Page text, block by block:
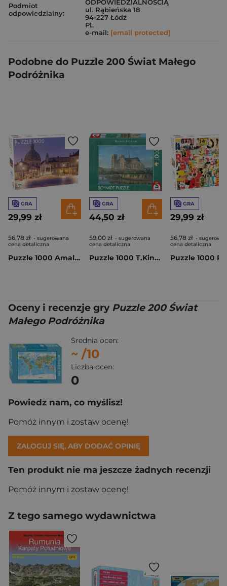
Podmiot
odpowiedzialny:
ODPOWIEDZIALNOŚCIĄ
ul. Rąbieńska 18
94-227 Łódź
PL
e-mail: [email protected]
Podobne do Puzzle 200 Świat Małego
Podróżnika
GRA
29,99 zł
56,78 zł - sugerowana
cena detaliczna
Puzzle 1000 Amalienborg 56697
GRA
44,50 zł
59,00 zł - sugerowana
cena detaliczna
Puzzle 1000 T.Kinkade PQ Katedra Notre Dame Paryż Francja 113998
GRA
29,99 zł
56,78 zł -
cena detaliczna
Oceny i recenzje gry Puzzle 200 Świat
Małego Podróżnika
Średnia ocen:
~ /10
Liczba ocen:
0
Powiedz nam, co myślisz!
Pomóż innym i zostaw ocenę!
ZALOGUJ SIĘ, ABY DODAĆ OPINIĘ
Ten produkt nie ma jeszcze żadnych recenzji
Pomóż innym i zostaw ocenę!
Z tego samego wydawnictwa